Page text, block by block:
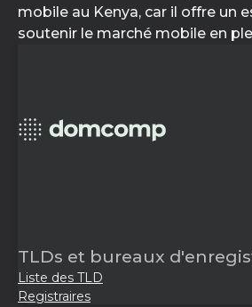
mobile au Kenya, car il offre un
soutenir le marché mobile en
TLDs et bureaux
Liste des TLD
Registraires